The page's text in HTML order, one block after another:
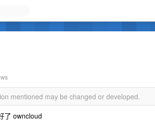
mentioned may be changed or developed.
了 owncloud